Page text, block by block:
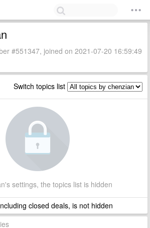
#551347, joined on 2021-07-20 16:59:49
Switch topics list
settings, the topics list is hidden
closed deals, is not hidden